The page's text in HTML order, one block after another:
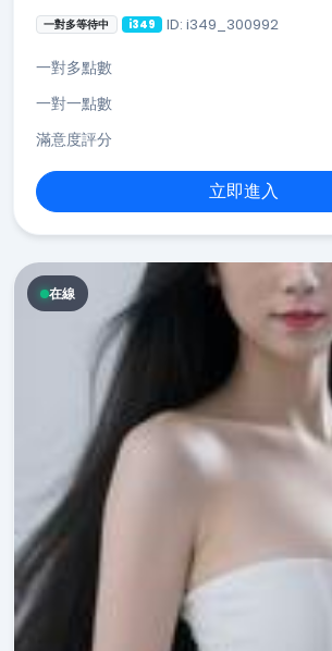
一對多等待中 i349 ID: i349_300992
一對多點數
一對一點數
滿意度評分
立即進入
在線